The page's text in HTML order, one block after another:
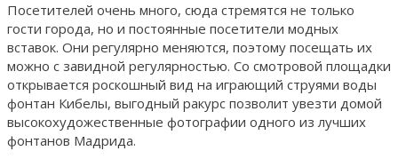
Посетителей очень много, сюда стремятся не только
гости города, но и постоянные посетители модных
вставок. Они регулярно меняются, поэтому посещать их
можно с завидной регулярностью. Со смотровой площадки
открывается роскошный вид на играющий струями воды
фонтан Кибелы, выгодный ракурс позволит увезти домой
высокохудожественные фотографии одного из лучших
фонтанов Мадрида.